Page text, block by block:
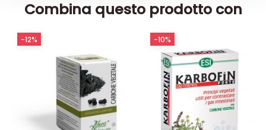
Combina questo prodotto con
-12% -10%